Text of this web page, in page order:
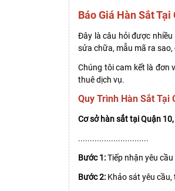
Báo Giá Hàn Sắt
Đây là câu hỏi được nhiều
sửa chữa, mẫu mã ra
Chúng tôi cam kết là đơn
thuê dịch vụ.
Quy Trình Hàn Sắt Tại
Cơ sở hàn sắt tại Quận
..............................
Bước 1:Tiếp nhận yêu
Bước 2: Khảo sát yêu